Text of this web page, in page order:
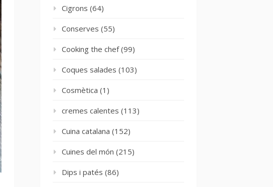
Cigrons (64)
Conserves (55)
Cooking the chef(99)
Coques salades (103)
Cosmètica (1)
cremes calentes (113)
Cuina catalana (152)
Cuines del món (215)
Dips i patés (86)